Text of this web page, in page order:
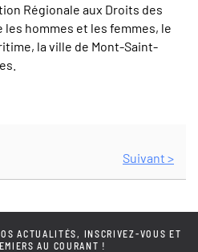
Régionale aux Droits des
les hommes et les femmes, le
la ville de Mont-Saint-
Suivant >
ACTUALITÉS, INSCRIVEZ-VOUS ET
AU COURANT !